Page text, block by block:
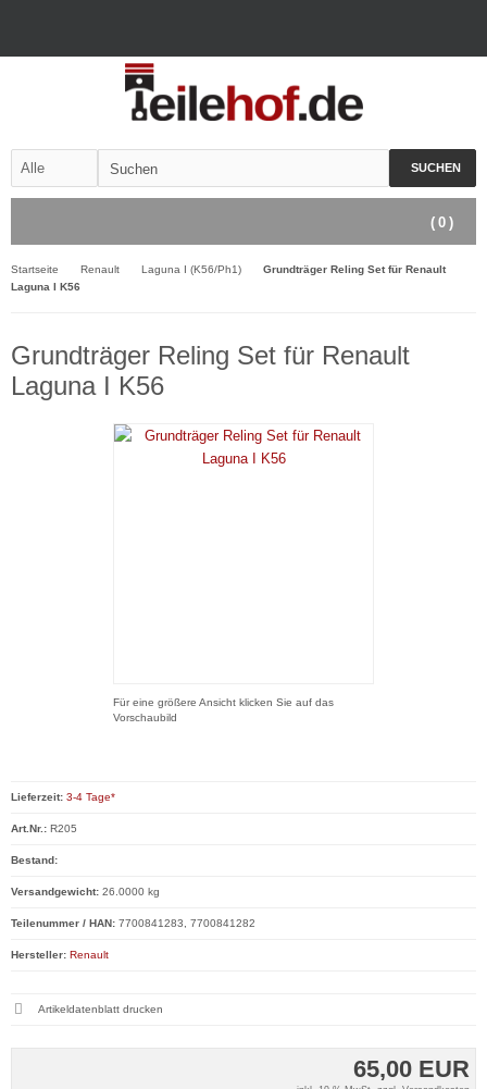
SUCHEN
( 0 )
Startseite Renault Laguna I (K56/Ph1)
Grundträger Reling Set für Renault
Laguna I K56
Grundträger Reling Set für Renault
Laguna I K56
Für eine größere Ansicht klicken Sie auf das
Vorschaubild
65,00 EUR
Lieferzeit: 3-4 Tage*
Art.Nr.: R205
Bestand:
Versandgewicht: 26.0000 kg
Teilenummer / HAN: 7700841283, 7700841282
Hersteller: Renault
Artikeldatenblatt drucken